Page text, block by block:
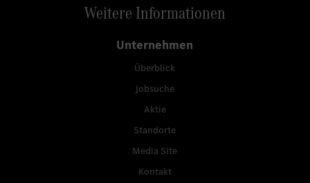
Weitere Informationen
Unternehmen
Überblick
Jobsuche
Aktie
Standorte
Media Site
Kontakt